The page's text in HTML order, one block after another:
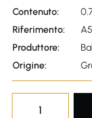
Contenuto:
Riferimento:
Produttore:
Origine: